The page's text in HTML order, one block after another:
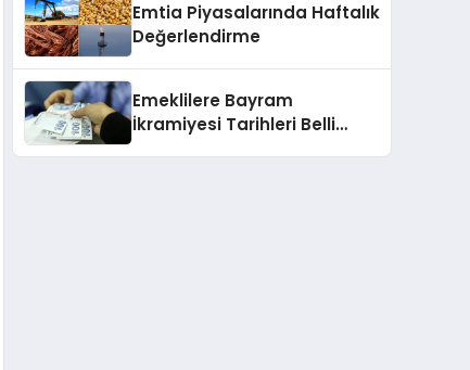
Emtia Piyasalarında Haftalık
Değerlendirme
Emeklilere Bayram
İkramiyesi Tarihleri Belli